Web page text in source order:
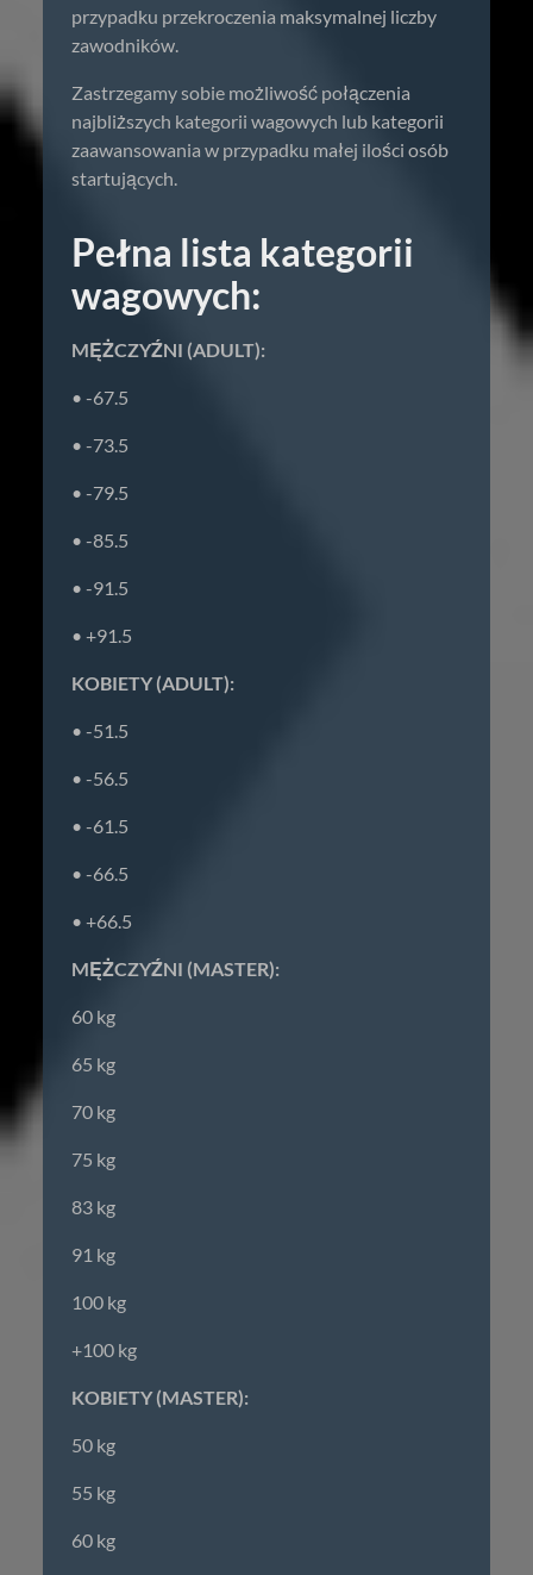
przypadku przekroczenia maksymalnej liczby
zawodników.
Zastrzegamy sobie możliwość połączenia
najbliższych kategorii wagowych lub kategorii
zaawansowania w przypadku małej ilości osób
startujących.
Pełna lista kategorii
wagowych:
MĘŻCZYŹNI (ADULT):
• -67.5
• -73.5
• -79.5
• -85.5
• -91.5
• +91.5
KOBIETY (ADULT):
• -51.5
• -56.5
• -61.5
• -66.5
• +66.5
MĘŻCZYŹNI (MASTER):
60 kg
65 kg
70 kg
75 kg
83 kg
91 kg
100 kg
+100 kg
KOBIETY (MASTER):
50 kg
55 kg
60 kg